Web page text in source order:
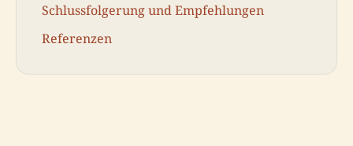
Schlussfolgerung und Empfehlungen
Referenzen